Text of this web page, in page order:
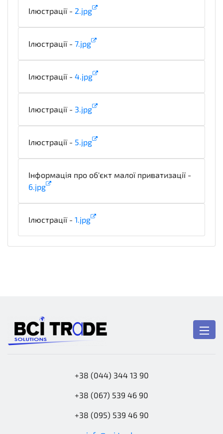
Ілюстрації - 2.jpg
Ілюстрації - 7.jpg
Ілюстрації - 4.jpg
Ілюстрації - 3.jpg
Ілюстрації - 5.jpg
Інформація про об'єкт малої приватизації -
6.jpg
Ілюстрації - 1.jpg
+38 (044) 344 13 90
+38 (067) 539 46 90
+38 (095) 539 46 90